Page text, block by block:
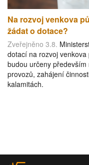
Na rozvoj venkova
žádat o dotace?
Zveřejněno 3.8.
dotací na rozvoj
budou určeny
provozů, zahájení
kalamitách.